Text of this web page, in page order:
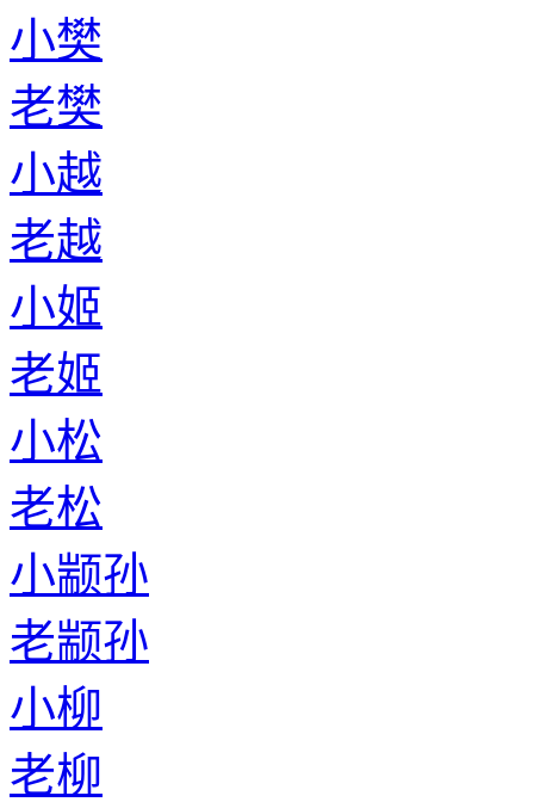
小樊
老樊
小越
老越
小姬
老姬
小松
老松
小颛孙
老颛孙
小柳
老柳